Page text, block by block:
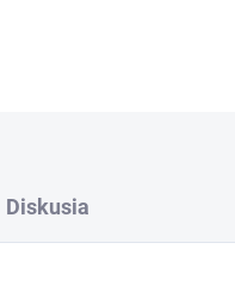
Diskusia